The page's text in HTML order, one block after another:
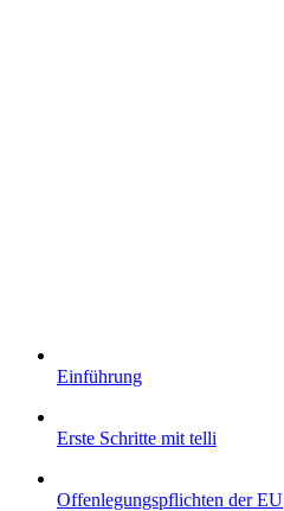
Einführung
Erste Schritte mit telli
Offenlegungspflichten der EU